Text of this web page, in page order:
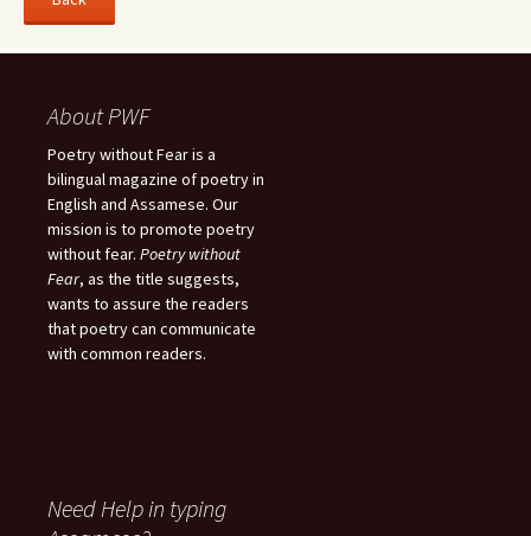
About PWF
Poetry without Fear is a
bilingual magazine of poetry in
English and Assamese. Our
mission is to promote poetry
without fear. Poetry without
Fear, as the title suggests,
wants to assure the readers
that poetry can communicate
with common readers.
Need Help in typing